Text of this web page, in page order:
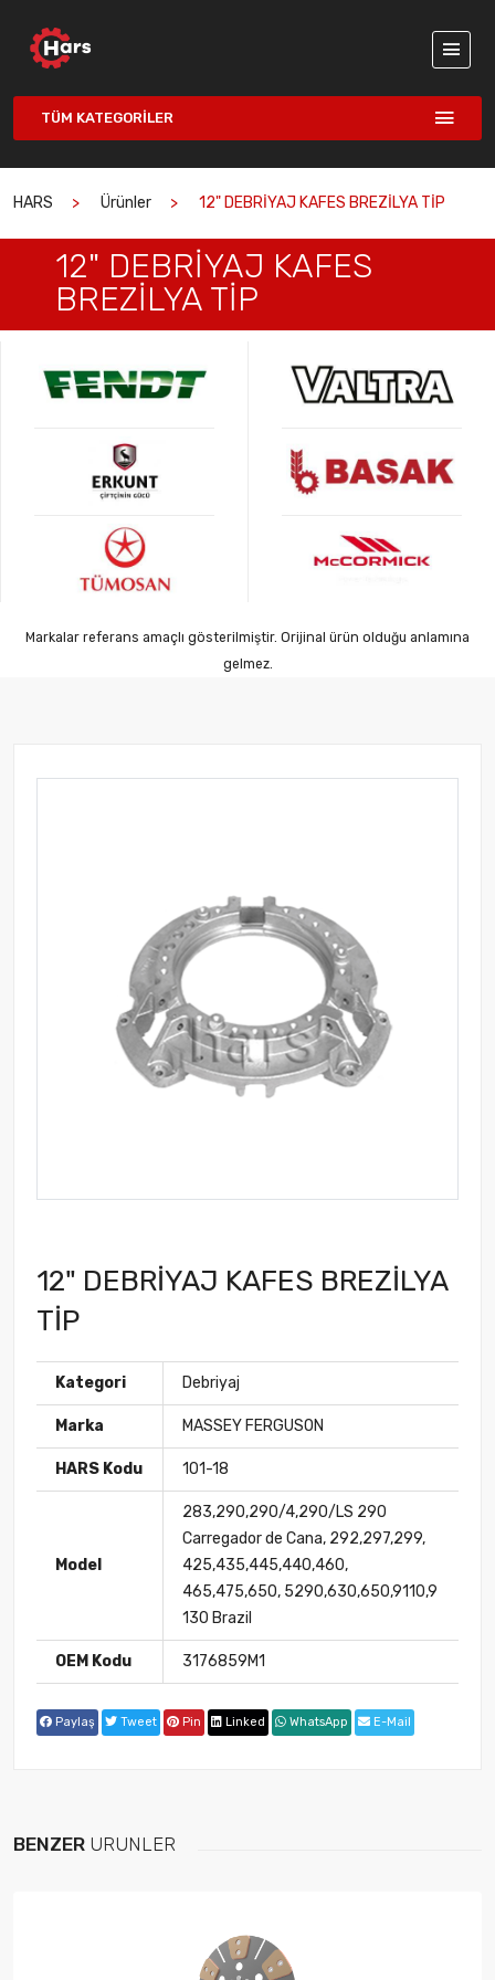
TÜM KATEGORILER
HARS Ürünler 12" DEBRİYAJ KAFES BREZİLYA TİP
12" DEBRİYAJ KAFES
BREZİLYA TİP
Markalar referans amaçlı gösterilmiştir. Orijinal ürün olduğu anlamına
gelmez.
12" DEBRİYAJ KAFES BREZİLYA
TİP
Kategori Debriyaj
Marka MASSEY FERGUSON
HARS Kodu 101-18
Model
283,290,290/4,290/LS 290
Carregador de Cana, 292,297,299,
425,435,445,440,460,
465,475,650, 5290,630,650,9110,9
130 Brazil
OEM Kodu 3176859M1
Paylaş Tweet Pin Linked WhatsApp E-Mail
BENZER ÜRÜNLER